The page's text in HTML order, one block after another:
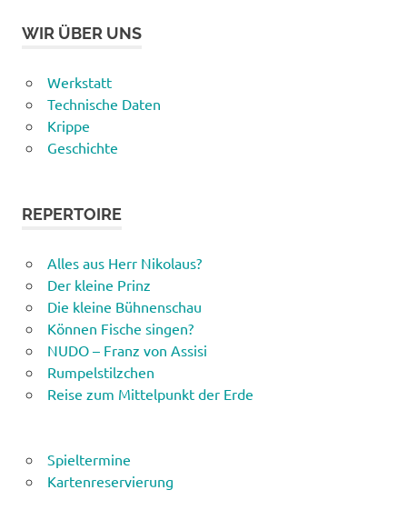
WIR ÜBER UNS
Werkstatt
Technische Daten
Krippe
Geschichte
REPERTOIRE
Alles aus Herr Nikolaus?
Der kleine Prinz
Die kleine Bühnenschau
Können Fische singen?
NUDO – Franz von Assisi
Rumpelstilzchen
Reise zum Mittelpunkt der Erde
Spieltermine
Kartenreservierung